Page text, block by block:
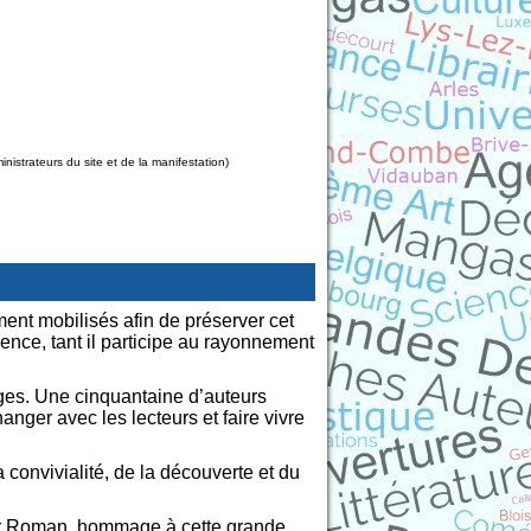
du site et de la manifestation)
mobilisés afin de préserver cet
tant il participe au rayonnement
Une cinquantaine d’auteurs
avec les lecteurs et faire vivre
de la découverte et du
hommage à cette grande